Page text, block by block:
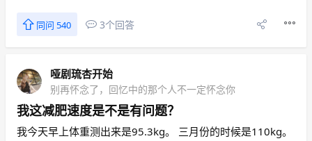
同问 540 3个回答
哑剧琉杏开始
别再怀念了，回忆中的那个人不一定怀念你
我这减肥速度是不是有问题？
我今天早上体重测出来是95.3kg。 三月份的时候是110kg。